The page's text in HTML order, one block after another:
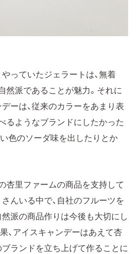
っていたジェラートは、無着
然派であることが魅力。それに
ーは、従来のカラーをあまり表
るようなブランドにしたかった
色のソーダ味を出したりとか
杏里ファームの商品を支持して
んいる中で、自社のフルーツを
派の商品作りは今後も大切にし
、アイスキャンデーはあえて杏
ランドを立ち上げて作ることに